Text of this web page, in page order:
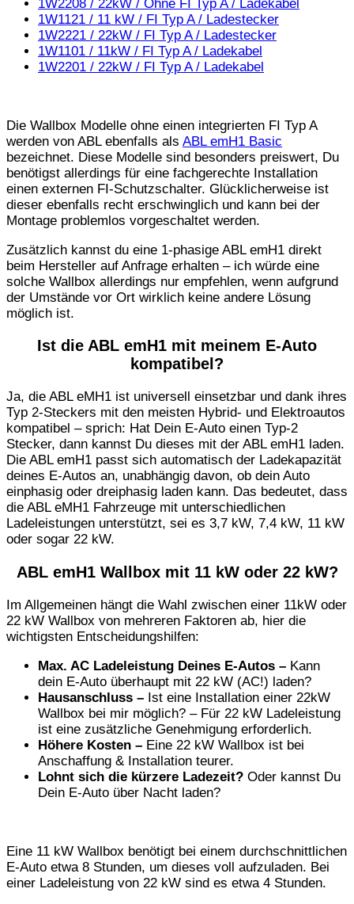
1W2208 / 22kW / Ohne FI Typ A / Ladekabel
1W1121 / 11 kW / FI Typ A / Ladestecker
1W2221 / 22kW / FI Typ A / Ladestecker
1W1101 / 11kW / FI Typ A / Ladekabel
1W2201 / 22kW / FI Typ A / Ladekabel
Die Wallbox Modelle ohne einen integrierten FI Typ A
werden von ABL ebenfalls als ABL emH1 Basic
bezeichnet. Diese Modelle sind besonders preiswert, Du
benötigst allerdings für eine fachgerechte Installation
einen externen FI-Schutzschalter. Glücklicherweise ist
dieser ebenfalls recht erschwinglich und kann bei der
Montage problemlos vorgeschaltet werden.
Zusätzlich kannst du eine 1-phasige ABL emH1 direkt
beim Hersteller auf Anfrage erhalten – ich würde eine
solche Wallbox allerdings nur empfehlen, wenn aufgrund
der Umstände vor Ort wirklich keine andere Lösung
möglich ist.
Ist die ABL emH1 mit meinem E-Auto
kompatibel?
Ja, die ABL eMH1 ist universell einsetzbar und dank ihres
Typ 2-Steckers mit den meisten Hybrid- und Elektroautos
kompatibel – sprich: Hat Dein E-Auto einen Typ-2
Stecker, dann kannst Du dieses mit der ABL emH1 laden.
Die ABL emH1 passt sich automatisch der Ladekapazität
deines E-Autos an, unabhängig davon, ob dein Auto
einphasig oder dreiphasig laden kann. Das bedeutet, dass
die ABL eMH1 Fahrzeuge mit unterschiedlichen
Ladeleistungen unterstützt, sei es 3,7 kW, 7,4 kW, 11 kW
oder sogar 22 kW.
ABL emH1 Wallbox mit 11 kW oder 22 kW?
Im Allgemeinen hängt die Wahl zwischen einer 11kW oder
22 kW Wallbox von mehreren Faktoren ab, hier die
wichtigsten Entscheidungshilfen:
Max. AC Ladeleistung Deines E-Autos – Kann
dein E-Auto überhaupt mit 22 kW (AC!) laden?
Hausanschluss – Ist eine Installation einer 22kW
Wallbox bei mir möglich? – Für 22 kW Ladeleistung
ist eine zusätzliche Genehmigung erforderlich.
Höhere Kosten – Eine 22 kW Wallbox ist bei
Anschaffung & Installation teurer.
Lohnt sich die kürzere Ladezeit? Oder kannst Du
Dein E-Auto über Nacht laden?
Eine 11 kW Wallbox benötigt bei einem durchschnittlichen
E-Auto etwa 8 Stunden, um dieses voll aufzuladen. Bei
einer Ladeleistung von 22 kW sind es etwa 4 Stunden.